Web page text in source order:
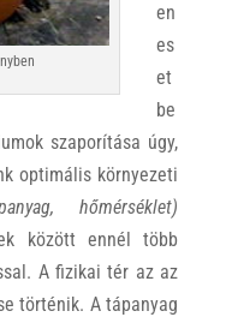
en
es
et
be
szaporítása úgy,
optimális környezeti
hőmérséklet)
között ennél több
A fizikai tér az az
történik. A tápanyag